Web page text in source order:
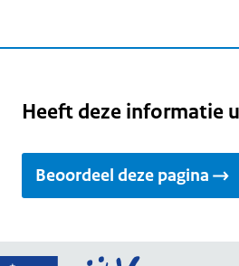
Heeft deze informatie
Beoordeel deze pagina